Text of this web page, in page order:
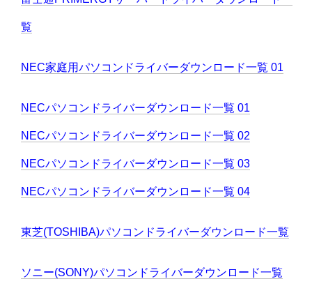
覧
NEC家庭用パソコンドライバーダウンロード一覧 01
NECパソコンドライバーダウンロード一覧 01
NECパソコンドライバーダウンロード一覧 02
NECパソコンドライバーダウンロード一覧 03
NECパソコンドライバーダウンロード一覧 04
東芝(TOSHIBA)パソコンドライバーダウンロード一覧
ソニー(SONY)パソコンドライバーダウンロード一覧